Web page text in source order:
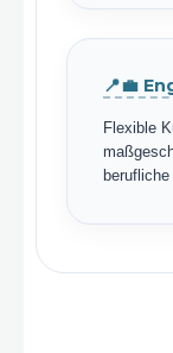
📍💼
Flexible